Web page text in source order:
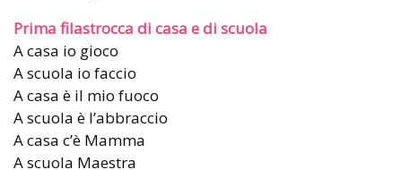
Prima filastrocca di casa e di scuola
A casa io gioco
A scuola io faccio
A casa è il mio fuoco
A scuola è l’abbraccio
A casa c’è Mamma
A scuola Maestra